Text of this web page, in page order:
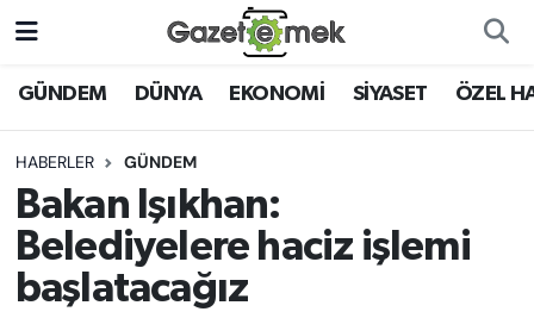
GÜNDEM DÜNYA EKONOMİ SİYASET ÖZEL
HABERLER GÜNDEM
Bakan Işıkhan:
Belediyelere haciz işlemi
başlatacağız
DÜNYA
EKONOMİ
EMEK HABERLERİ
YENİ MEDYADA EMEK
GAZETECİLİĞİNİ GELİŞTİRMEK
Nöbetçi Eczaneler
Hava Durumu
İstanbul Namaz Vakitleri
Trafik Durumu